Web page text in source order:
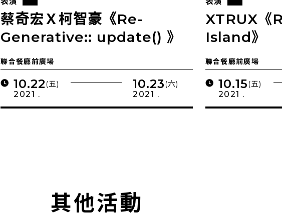
蔡奇宏Ｘ柯智豪《Re-
Generative:: update() 》
聯合餐廳前廣場
10.22(五)
2021 .
10.23(六)
2021 .
XTRUX
Island》
聯合餐廳前廣場
10.15(五)
2021 .
其他活動